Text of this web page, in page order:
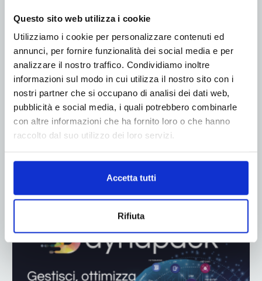
Questo sito web utilizza i cookie
Utilizziamo i cookie per personalizzare contenuti ed
annunci, per fornire funzionalità dei social media e per
analizzare il nostro traffico. Condividiamo inoltre
informazioni sul modo in cui utilizza il nostro sito con i
nostri partner che si occupano di analisi dei dati web,
pubblicità e social media, i quali potrebbero combinarle
con altre informazioni che ha fornito loro o che hanno
raccolto dal suo utilizzo dei loro servizi.
Accetta tutti
Rifiuta